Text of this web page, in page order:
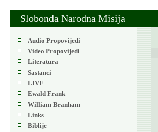
Slobonda Narodna Misija
Audio Propovijedi
Video Propovijedi
Literatura
Sastanci
LIVE
Ewald Frank
William Branham
Links
Biblije